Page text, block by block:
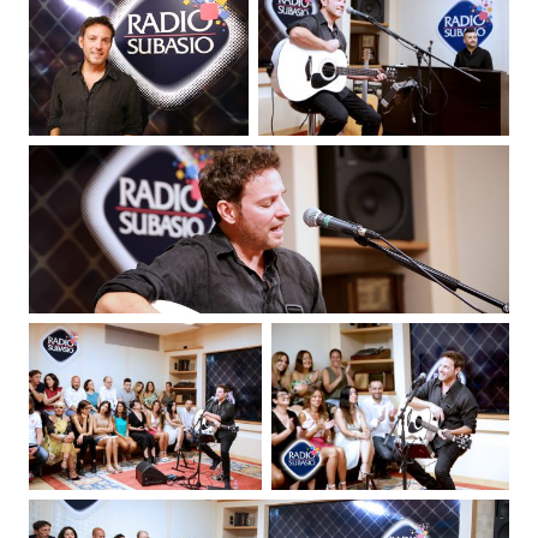
Video
Foto
Speciali
Oroscopo
Radio Subasio Music Club
Sanremo 2026
News
Musica
Cultura
Attualità
Costume